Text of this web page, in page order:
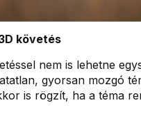
követés
nem is lehetne
gyorsan mozgó
is rögzít, ha a téma